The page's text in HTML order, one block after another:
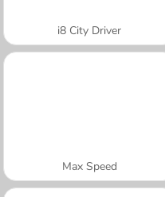
i8 City Driver
Max Speed